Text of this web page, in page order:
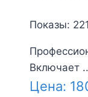
Показы: 221
Включает
Цена: